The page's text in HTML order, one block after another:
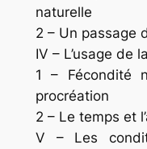
naturelle
2 – Un passage
IV – L’usage de
1 – Fécondité
procréation
2 – Le temps et
V – Les